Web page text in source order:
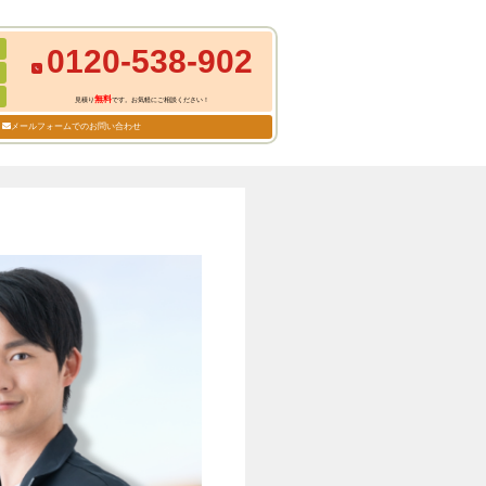
0120-538-902
見積り無料です。お気軽にご相談ください！
メールフォームでのお問い合わせ